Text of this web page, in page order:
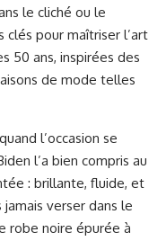
le cliché ou le
clés pour maîtriser l’art
50 ans, inspirées des
de mode telles
quand l’occasion se
l’a bien compris au
: brillante, fluide, et
verser dans le
robe noire épurée à